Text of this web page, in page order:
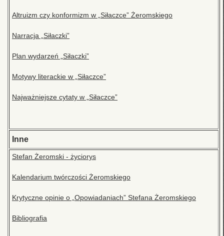
Altruizm czy konformizm w „Siłaczce” Żeromskiego
Narracja „Siłaczki”
Plan wydarzeń „Siłaczki”
Motywy literackie w „Siłaczce”
Najważniejsze cytaty w „Siłaczce”
Inne
Stefan Żeromski - życiorys
Kalendarium twórczości Żeromskiego
Krytyczne opinie o „Opowiadaniach” Stefana Żeromskiego
Bibliografia